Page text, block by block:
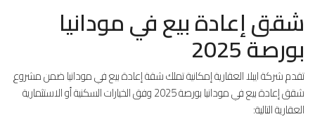
شقق إعادة بيع في مودانيا
بورصة 2025
تقدم شركة ايبلا العقارية إمكانية تملك شقة إعادة بيع في مودانيا ضمن مشروع
شقق إعادة بيع في مودانيا بورصة 2025 وفق الخيارات السكنية أو الاستثمارية
العقارية التالية: